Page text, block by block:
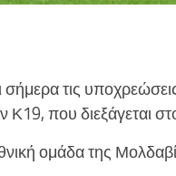
τις
που διεξάγεται
ομάδα της